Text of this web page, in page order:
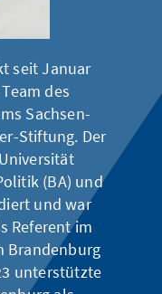
seit Januar
des
Sachsen-
Stiftung. Der
(BA) und
und war
Referent im
Brandenburg
unterstützte